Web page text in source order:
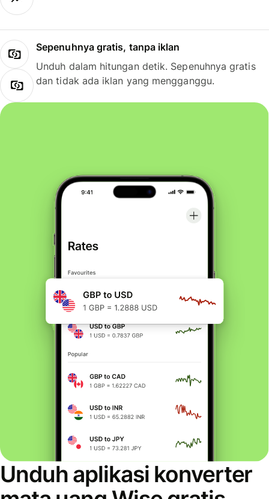
Sepenuhnya gratis, tanpa iklan
Unduh dalam hitungan detik. Sepenuhnya gratis
dan tidak ada iklan yang mengganggu.
Unduh aplikasi konverter